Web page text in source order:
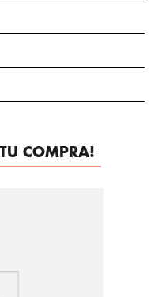
COMPRA!